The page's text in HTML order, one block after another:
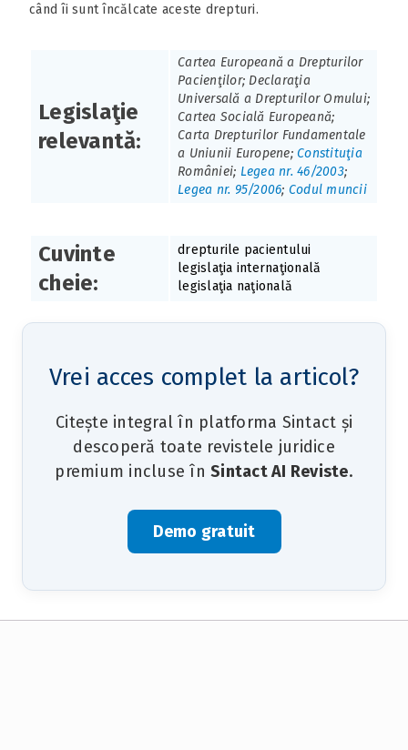
când îi sunt încălcate aceste drepturi.
Legislaţie
relevantă:
Cartea Europeană a Drepturilor
Pacienţilor; Declaraţia
Universală a Drepturilor Omului;
Cartea Socială Europeană;
Carta Drepturilor Fundamentale
a Uniunii Europene; Constituţia
României; Legea nr. 46/2003;
Legea nr. 95/2006; Codul muncii
Cuvinte
cheie:
drepturile pacientului
legislaţia internaţională
legislaţia naţională
Vrei acces complet la articol?
Citește integral în platforma Sintact și
descoperă toate revistele juridice
premium incluse în Sintact AI Reviste.
Demo gratuit